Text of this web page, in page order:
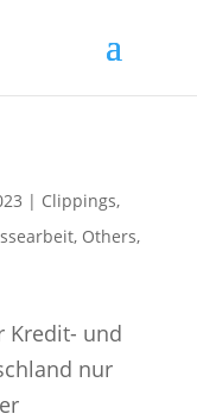
| Clippings,
, Others,
Kredit- und
nur